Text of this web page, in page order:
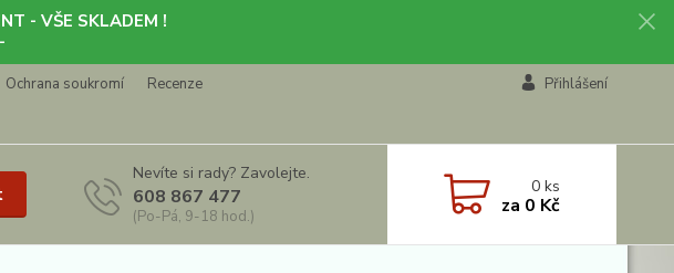
- VŠE SKLADEM !
Ochrana soukromí
Recenze
Přihlášení
Nevíte si rady? Zavolejte.
608 867 477
(Po-Pá, 9-18 hod.)
0ks
za 0 Kč